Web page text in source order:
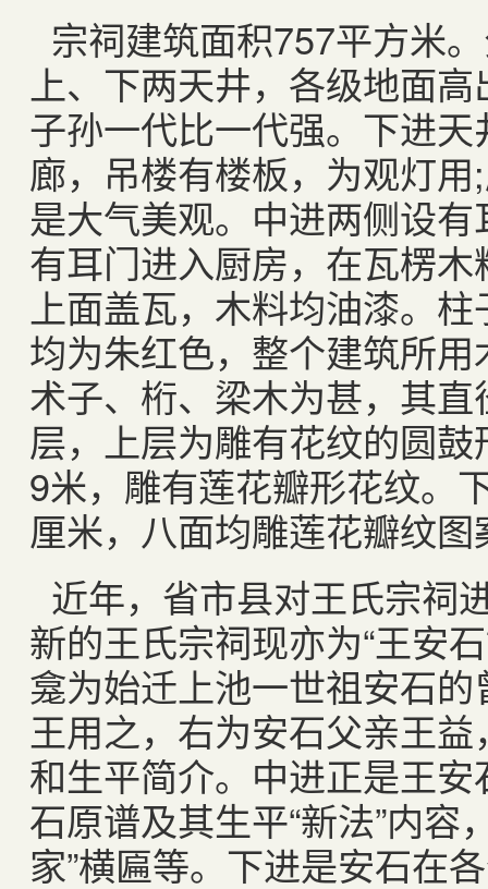
宗祠建筑面积757平方米
上、下两天井，各级地面高
子孙一代比一代强。下进
廊，吊楼有楼板，为观灯
是大气美观。中进两侧设
有耳门进入厨房，在瓦楞
上面盖瓦，木料均油漆。
均为朱红色，整个建筑所
术子、桁、梁木为甚，其
层，上层为雕有花纹的圆
9米，雕有莲花瓣形花纹。
厘米，八面均雕莲花瓣纹图
近年，省市县对王氏宗祠
新的王氏宗祠现亦为“王安
龛为始迁上池一世祖安石
王用之，右为安石父亲王
和生平简介。中进正是王
石原谱及其生平“新法”内容
家”横匾等。下进是安石在